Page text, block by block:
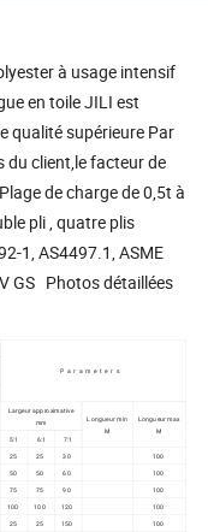
à usage intensif
en toile JILI est
qualité supérieure Par
du client,le facteur de
de charge de 0,5t à
pli , quatre plis
1, AS4497.1, ASME
GS Photos détaillées
P a r a m e t e r s
Largeur approximative
mm Longueur min
M
Longueur max
M
5:1 6:1
7:1
25 25 30 100
50 50 60 100
75 75 90
100
100 100 120
100
25 25 150 100